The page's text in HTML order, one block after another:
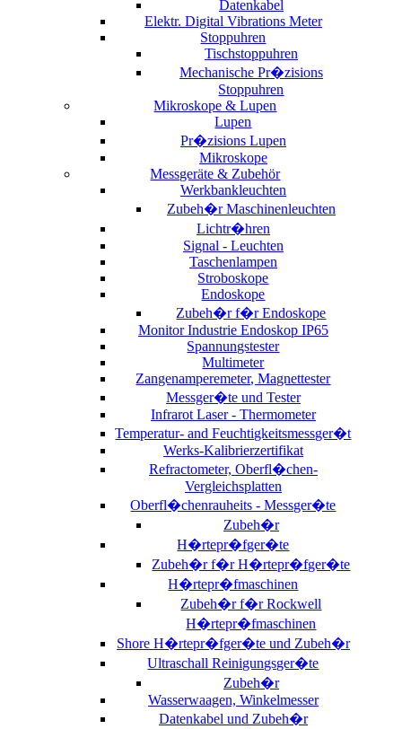
Datenkabel
Elektr. Digital Vibrations Meter
Stoppuhren
Tischstoppuhren
Mechanische Pr�zisions
Stoppuhren
Mikroskope & Lupen
Lupen
Pr�zisions Lupen
Mikroskope
Messgeräte & Zubehör
Werkbankleuchten
Zubeh�r Maschinenleuchten
Lichtr�hren
Signal - Leuchten
Taschenlampen
Stroboskope
Endoskope
Zubeh�r f�r Endoskope
Monitor Industrie Endoskop IP65
Spannungstester
Multimeter
Zangenamperemeter, Magnettester
Messger�te und Tester
Infrarot Laser - Thermometer
Temperatur- and Feuchtigkeitsmessger�t
Werks-Kalibrierzertifikat
Refractometer, Oberfl�chen-
Vergleichsplatten
Oberfl�chenrauheits - Messger�te
Zubeh�r
H�rtepr�fger�te
Zubeh�r f�r H�rtepr�fger�te
H�rtepr�fmaschinen
Zubeh�r f�r Rockwell
H�rtepr�fmaschinen
Shore H�rtepr�fger�te und Zubeh�r
Ultraschall Reinigungsger�te
Zubeh�r
Wasserwaagen, Winkelmesser
Datenkabel und Zubeh�r